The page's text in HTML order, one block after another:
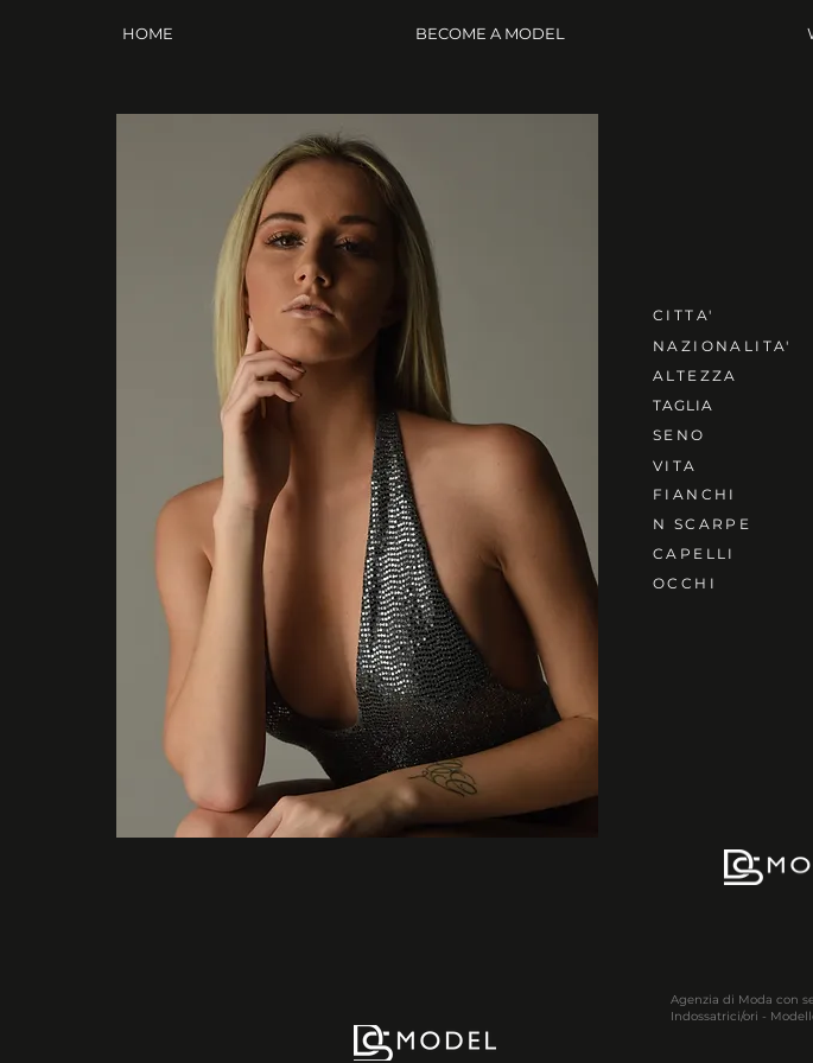
HOME BECOME A MODEL
NAZIONALITA'
ALTEZZA
TAGLIA
SENO
VITA
FIANCHI
N SCARPE
CAPELLI
OCCHI
CITTA'
Agenzia di Moda con
Indossatrici/ori -